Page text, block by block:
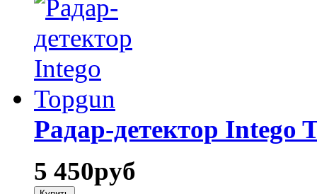
Радар-детектор Intego
5 450руб